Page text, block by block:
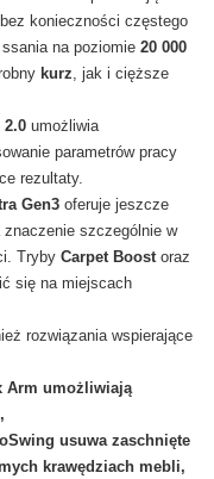
konieczności częstego
na poziomie 20 000
kurz, jak i cięższe
umożliwia
parametrów pracy
rezultaty.
Gen3 oferuje jeszcze
znaczenie szczególnie w
Tryby Carpet Boost oraz
się na miejscach
rozwiązania wspierające
Arm umożliwiają
usuwa zaschnięte
krawędziach mebli,